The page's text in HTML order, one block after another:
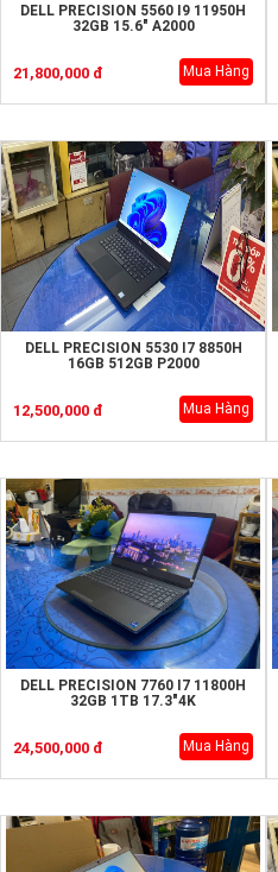
DELL PRECISION 5560 I9 11950H
32GB 15.6" A2000
21,800,000 đ Mua Hàng
DELL PRECISION 5530 I7 8850H
16GB 512GB P2000
12,500,000 đ Mua Hàng
DELL PRECISION 7760 I7 11800H
32GB 1TB 17.3"4K
24,500,000 đ Mua Hàng